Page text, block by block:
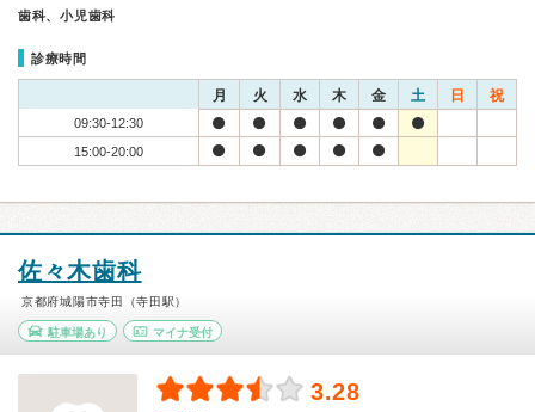
歯科、小児歯科
診療時間
月 火 水 木 金 土 日 祝
09:30-12:30
15:00-20:00
佐々木歯科
京都府城陽市寺田（寺田駅）
駐車場あり マイナ受付
3.28